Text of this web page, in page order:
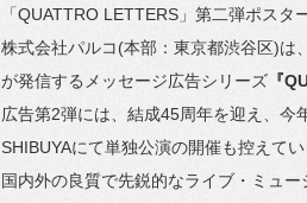
「QUATTRO LETTERS」第二弾ポスタ
株式会社パルコ(本部：東京都渋谷区)は、
が発信するメッセージ広告シリーズ 『
広告第2弾には、結成45周年を迎え、 今
SHIBUYAにて単独公演の開催も控えてい
国内外の良質で先鋭的なライブ・ ミュ